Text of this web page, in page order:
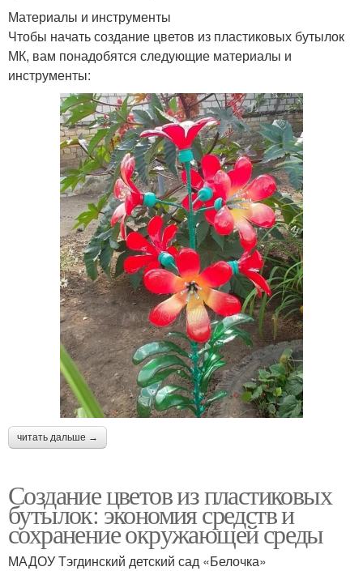
Материалы и инструменты
Чтобы начать создание цветов из пластиковых бутылок
МК, вам понадобятся следующие материалы и
инструменты:
читать дальше →
Создание цветов из пластиковых
бутылок: экономия средств и
сохранение окружающей среды
МАДОУ Тэгдинский детский сад «Белочка»